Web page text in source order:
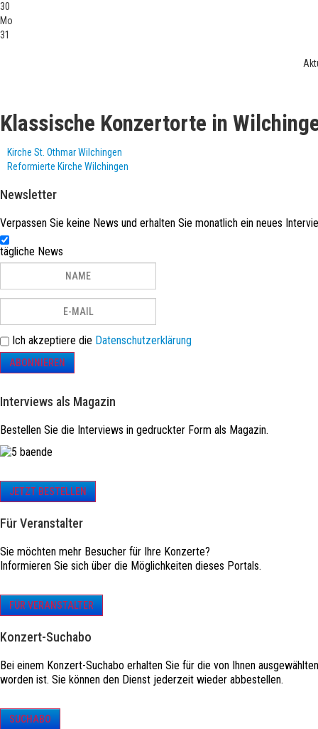
30
Mo
31
Klassische Konzertorte in
Kirche St. Othmar Wilchingen
Reformierte Kirche Wilchingen
Newsletter
Verpassen Sie keine News und erhalten Sie monatlich ein neues
tägliche News
Ich akzeptiere die Datenschutzerklärung
ABONNIEREN
Interviews als Magazin
Bestellen Sie die Interviews in gedruckter Form als Magazin.
JETZT BESTELLEN
Für Veranstalter
Sie möchten mehr Besucher für Ihre Konzerte?
Informieren Sie sich über die Möglichkeiten dieses Portals.
FÜR VERANSTALTER
Konzert-Suchabo
Bei einem Konzert-Suchabo erhalten Sie für die von Ihnen
worden ist. Sie können den Dienst jederzeit wieder abbestellen.
SUCHABO